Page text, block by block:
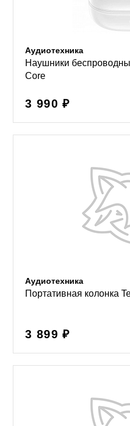
Аудиотехника
Наушники
Core
3 990 ₽
Аудиотехника
Портативная колонка
3 899 ₽